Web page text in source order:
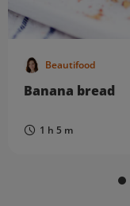
Beautifood
Banana bread
1 h 5 m